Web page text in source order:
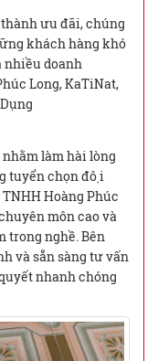
ưu đãi, chúng
khách hàng khó
nhiều doanh
Long, KaTiNat,
làm hài lòng
tuyển chọn đội
Hoàng Phúc
môn cao và
nghề. Bên
và sẵn sàng tư vấn
nhanh chóng